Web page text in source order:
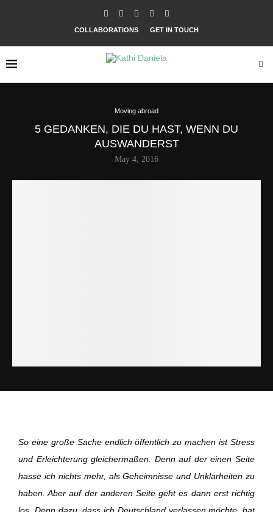
COLLABORATIONS GET IN TOUCH
Moving abroad
5 GEDANKEN, DIE DU HAST, WENN DU
AUSWANDERST
May 4, 2016
So eine große Sache endlich öffentlich zu machen ist Stress
und Erleichterung gleichermaßen. Denn auf der einen Seite
hasse ich nichts mehr, als Geheimnisse und Unklarheiten zu
haben. Aber auf der anderen Seite geht es dann erst richtig